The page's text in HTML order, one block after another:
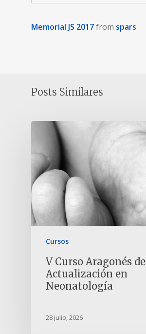
Memorial JS 2017from spars
Posts Similares
Cursos
V Curso Aragonés de
Actualización en
Neonatología
28 julio, 2026